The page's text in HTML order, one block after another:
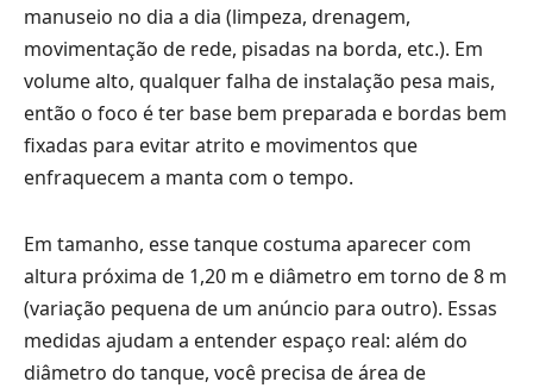
manuseio no dia a dia (limpeza, drenagem,
movimentação de rede, pisadas na borda, etc.). Em
volume alto, qualquer falha de instalação pesa mais,
então o foco é ter base bem preparada e bordas bem
fixadas para evitar atrito e movimentos que
enfraquecem a manta com o tempo.
Em tamanho, esse tanque costuma aparecer com
altura próxima de 1,20 m e diâmetro em torno de 8 m
(variação pequena de um anúncio para outro). Essas
medidas ajudam a entender espaço real: além do
diâmetro do tanque, você precisa de área de